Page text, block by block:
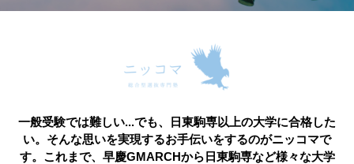
一般受験では難しい...でも、日東駒専以上の大学に合格した
い。そんな思いを実現するお手伝いをするのがニッコマで
す。これまで、早慶GMARCHから日東駒専など様々な大学